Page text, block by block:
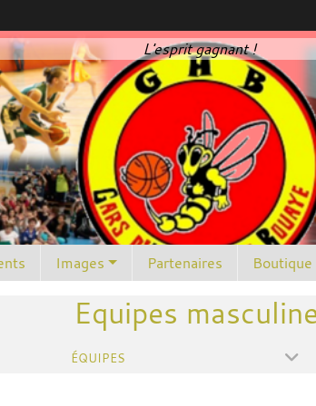
L'esprit gagnant !
Images Partenaires
Equipes
ÉQUIPES